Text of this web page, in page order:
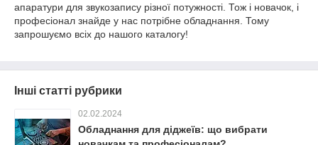
апаратури для звукозапису різної потужності. Тож і новачок, і
професіонал знайде у нас потрібне обладнання. Тому
запрошуємо всіх до нашого каталогу!
Інші статті рубрики
02.02.2024
Обладнання для діджеїв: що вибрати